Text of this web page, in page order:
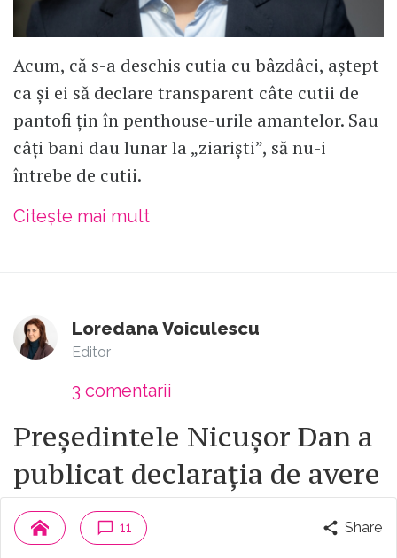
Acum, că s-a deschis cutia cu bâzdâci, aștept
ca și ei să declare transparent câte cutii de
pantofi țin în penthouse-urile amantelor. Sau
câți bani dau lunar la „ziariști”, să nu-i
întrebe de cutii.
Citește mai mult
Loredana Voiculescu
Editor
3 comentarii
Președintele Nicușor Dan a
publicat declarația de avere
a partenerei sale, Mirabela
Grădinaru: „În spiritul
11 Share